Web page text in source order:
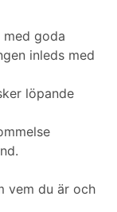
goda
inleds med
löpande
vem du är och